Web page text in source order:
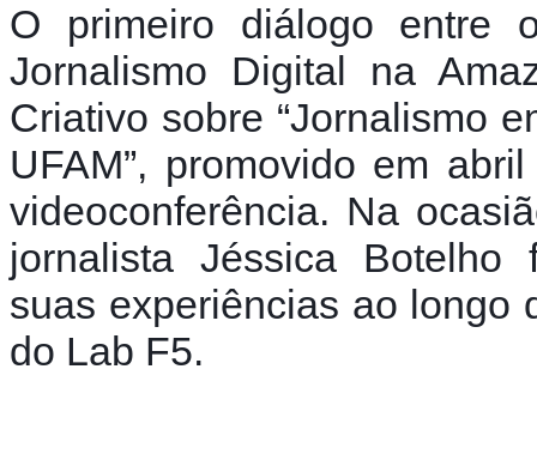
O primeiro diálogo entre
Jornalismo Digital na
Criativo sobre “Jornalismo
UFAM”, promovido em
videoconferência. Na
jornalista Jéssica Botelho
suas experiências ao longo
do Lab F5.